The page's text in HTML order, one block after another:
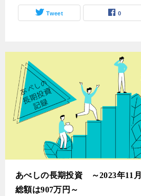
Tweet 0
あべしの長期投資 ～2023年11
総額は907万円～